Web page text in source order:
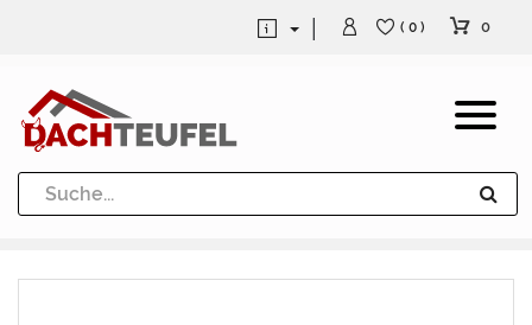
Dachrinne und Fallrohre
Werkzeuge und Löttechnik
( 0 ) 0